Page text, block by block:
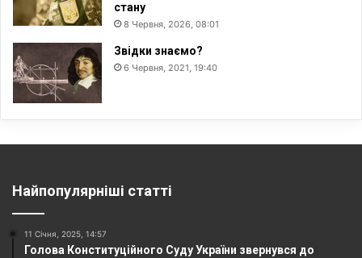
стану
8 Червня, 2026, 08:01
Звідки знаємо?
6 Червня, 2021, 19:40
Найпопулярніші статті
11 Січня, 2025, 14:57
Голова Конституційного Суду України звернувся до